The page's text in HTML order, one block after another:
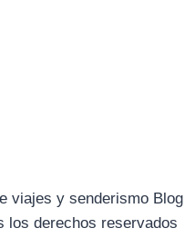
viajes y senderismo Blog
los derechos reservados